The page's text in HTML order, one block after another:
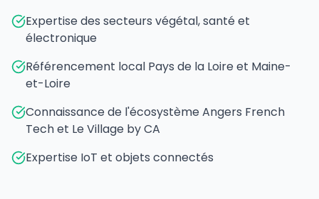
Expertise des secteurs végétal, santé et
électronique
Référencement local Pays de la Loire et Maine-
et-Loire
Connaissance de l'écosystème Angers French
Tech et Le Village by CA
Expertise IoT et objets connectés